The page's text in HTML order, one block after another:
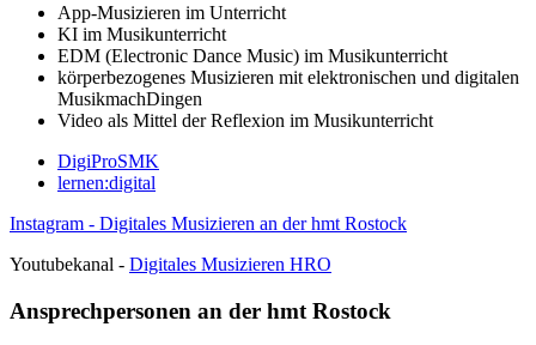
App-Musizieren im Unterricht
KI im Musikunterricht
EDM (Electronic Dance Music) im Musikunterricht
körperbezogenes Musizieren mit elektronischen und digitalen
MusikmachDingen
Video als Mittel der Reflexion im Musikunterricht
DigiProSMK
lernen:digital
Instagram - Digitales Musizieren an der hmt Rostock
Youtubekanal - Digitales Musizieren HRO
Ansprechpersonen an der hmt Rostock